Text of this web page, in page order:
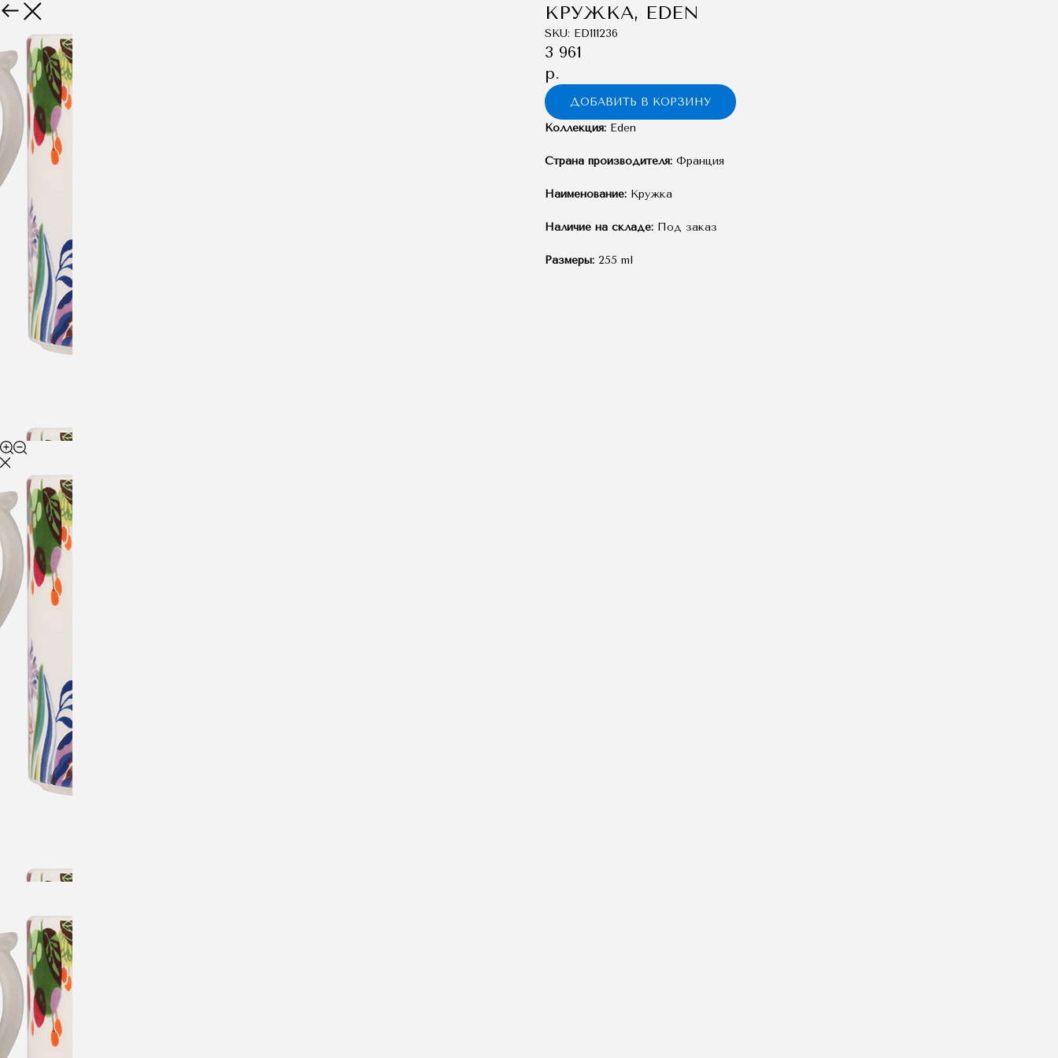
Назад КРУЖКА, EDEN
SKU: ED111236
3 961
р.
ДОБАВИТЬ В КОРЗИНУ
Коллекция: Eden
Страна производителя: Франция
Наименование: Кружка
Наличие на складе: Под заказ
Размеры: 255 ml